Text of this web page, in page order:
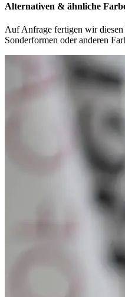
Alternativen & ähnliche
Auf Anfrage fertigen wir
Sonderformen oder anderen